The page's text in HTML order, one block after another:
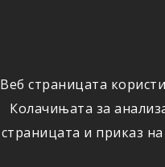
Веб страницата
Колачињата за
страницата и приказ
ОСИГУРУВАЊЕ